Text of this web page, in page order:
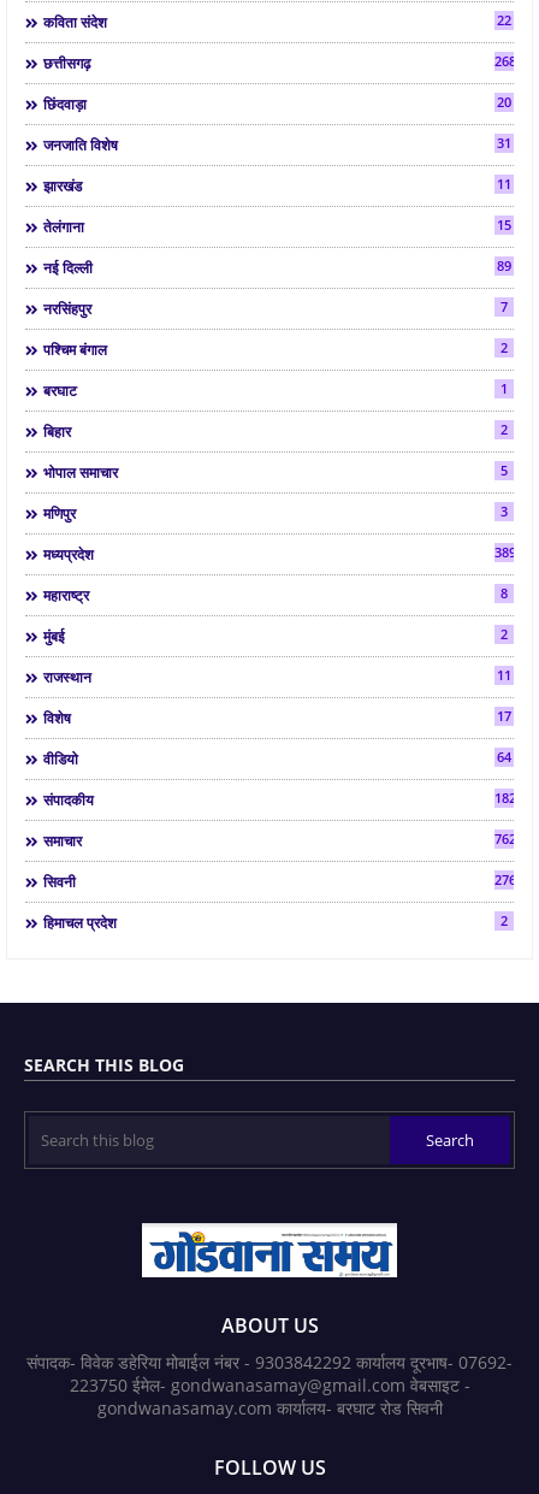
कविता संदेश 22
छत्तीसगढ़ 268
छिंदवाड़ा 20
जनजाति विशेष 31
झारखंड 11
तेलंगाना 15
नई दिल्ली 89
नरसिंहपुर 7
पश्चिम बंगाल 2
बरघाट 1
बिहार 2
भोपाल समाचार 5
मणिपुर 3
मध्यप्रदेश 3892
महाराष्ट्र 8
मुंबई 2
राजस्थान 11
विशेष 17
वीडियो 64
संपादकीय 182
समाचार 7624
सिवनी 2763
हिमाचल प्रदेश 2
SEARCH THIS BLOG
ABOUT US
संपादक- विवेक डहेरिया मोबाईल नंबर - 9303842292 कार्यालय दूरभाष- 07692-
223750 ईमेल- gondwanasamay@gmail.com वेबसाइट -
gondwanasamay.com कार्यालय- बरघाट रोड सिवनी
FOLLOW US